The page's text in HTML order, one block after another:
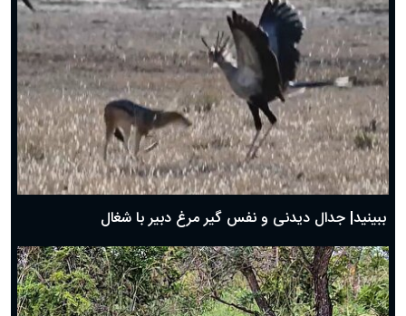
دعای روز ششم ماه رمضان؛ ۵ اسفند ۱۴۰۴
دعای روز پنجم ماه رمضان؛ ۴ اسفند ۱۴۰۴
دعای روز چهارم ماه مبارک رمضان؛ ۳ اسفند ۱۴۰۴
دعای روز سوم ماه مبارک رمضان؛ ۱۴ اسفند ۱۴۰۴
دعای روز دوم ماه مبارک رمضان ۱ اسفند ماه ۱۴۰۴
دعای روز اول ماه مبارک رمضان، ۳۰ بهمن ۱۴۰۴
حضرت زینب(س) چگونه از دنیا رفت؟
بهترین پیامک تبریک روز پدر ۱۴۰۴؛ جملات زیبا و صمیمانه
ببینید| جدال دیدنی و نفس گیر مرغ دبیر با شغال